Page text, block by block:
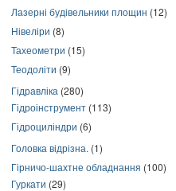
Лазерні будівельники площин (12)
Нівеліри (8)
Тахеометри (15)
Теодоліти (9)
Гідравліка (280)
Гідроінструмент (113)
Гідроциліндри (6)
Головка відрізна. (1)
Гірничо-шахтне обладнання (100)
Гуркати (29)